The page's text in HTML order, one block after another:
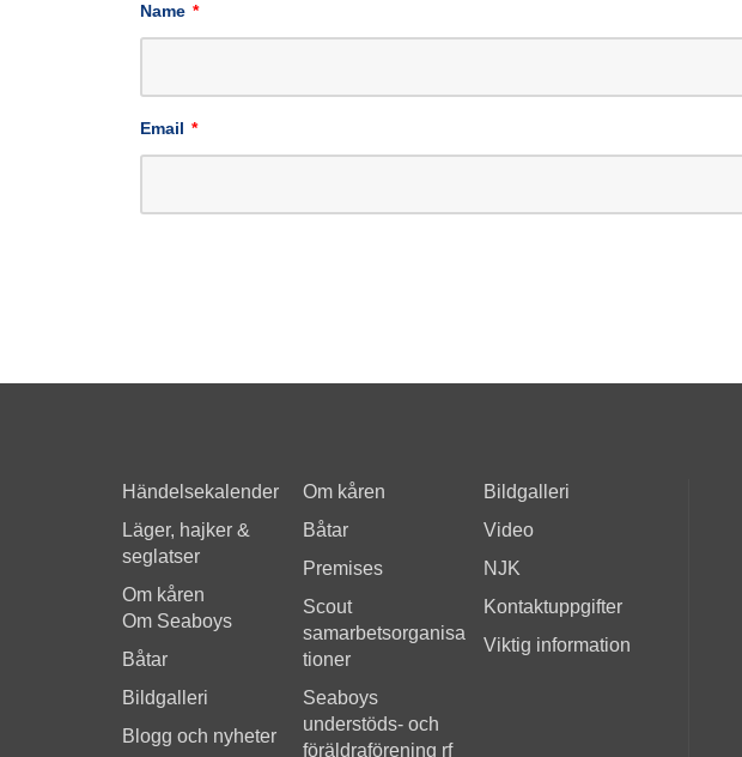
Name *
Email *
Händelsekalender
Läger, hajker &
seglatser
Om kåren
Om Seaboys
Båtar
Bildgalleri
Blogg och nyheter
Om kåren
Båtar
Premises
Scout
samarbetsorganisa
tioner
Seaboys
understöds- och
föräldraförening rf
Bildgalleri
Video
NJK
Kontaktuppgifter
Viktig information